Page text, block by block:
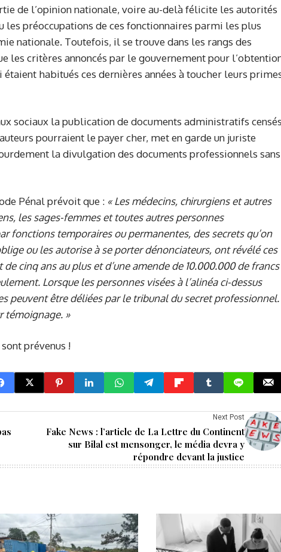
de l’opinion nationale, voire au-delà félicite les autorités
les préoccupations de ces fonctionnaires parmi les plus
nationale. Toutefois, il se trouve dans les rangs des
les critères annoncés par le gouvernement pour
habitués ces dernières années à toucher leurs
sociaux la publication de documents administratifs censés
pourraient le payer cher, met en garde un juriste
la divulgation des documents professionnels sans
Pénal prévoit que : « Les médecins, chirurgiens et autres
les sages-femmes et toutes autres personnes
fonctions temporaires ou permanentes, des secrets qu’on
ou les autorise à se porter dénonciateurs, ont révélé ces
cinq ans au plus et d’une amende de 10.000.000 de francs
Lorsque les personnes visées à l’alinéa ci-dessus
peuvent être déliées par le tribunal du secret professionnel.
témoignage. »
prévenus !
Next Post
Fake News : l’article de La Lettre du Continent
sur Bilal est mensonger, le média devra y
répondre devant la justice